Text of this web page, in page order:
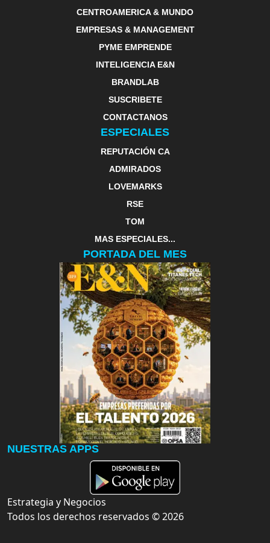
CENTROAMERICA & MUNDO
EMPRESAS & MANAGEMENT
PYME EMPRENDE
INTELIGENCIA E&N
BRANDLAB
SUSCRIBETE
CONTACTANOS
ESPECIALES
REPUTACIÓN CA
ADMIRADOS
LOVEMARKS
RSE
TOM
MAS ESPECIALES...
PORTADA DEL MES
NUESTRAS APPS
Estrategia y Negocios
Todos los derechos reservados ©2026